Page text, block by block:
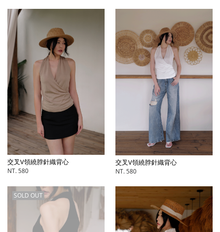
交叉V領繞脖針織背心
NT. 580
交叉V領繞脖針織背心
NT. 580
SOLD OUT